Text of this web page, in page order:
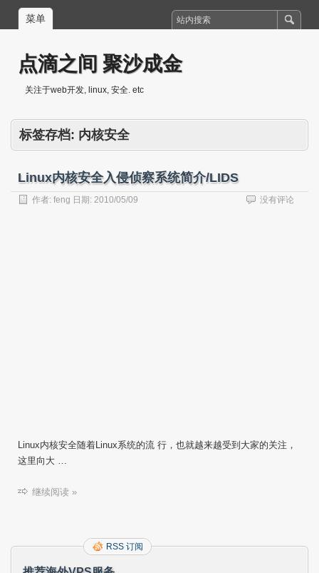
菜单
点滴之间 聚沙成金
关注于web开发, linux, 安全. etc
标签存档: 内核安全
Linux内核安全入侵侦察系统简介/LIDS
作者: feng 日期: 2010/05/09 没有评论
Linux内核安全随着Linux系统的流 行，也就越来越受到大家的关注，
这里向大 …
继续阅读 »
RSS 订阅